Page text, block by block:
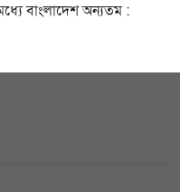
বাংলাদেশ অন্যতম :